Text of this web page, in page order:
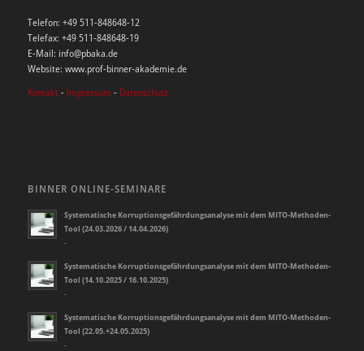
Telefon: +49 511-848648-12
Telefax: +49 511-848648-19
E-Mail: info@pbaka.de
Website: www.prof-binner-akademie.de
Kontakt - Impressum - Datenschutz
BINNER ONLINE-SEMINARE
Systematische Korruptionsgefährdungsanalyse mit dem MITO-Methoden-
Tool (24.03.2026 / 14.04.2026)
-
Systematische Korruptionsgefährdungsanalyse mit dem MITO-Methoden-
Tool (14.10.2025 / 16.10.2025)
-
Systematische Korruptionsgefährdungsanalyse mit dem MITO-Methoden-
Tool (22.05.+24.05.2025)
-